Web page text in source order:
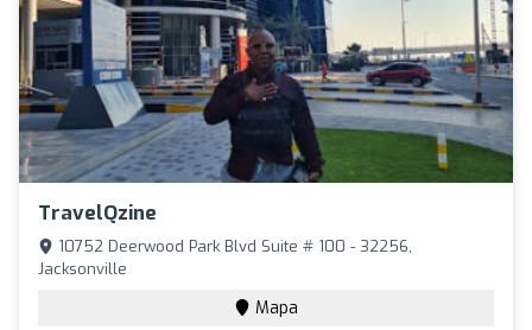
TravelQzine
10752 Deerwood Park Blvd Suite # 100 - 32256,
Jacksonville
Mapa